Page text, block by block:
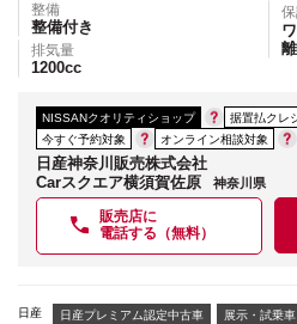
整備
整備付き
排気量
1200cc
NISSANクオリティショップ
据置払クレ
今すぐ予約対象
オンライン相談対象
日産神奈川販売株式会社
Carスクエア横須賀佐原
神奈川県
販売店に
電話する（無料）
日産 日産プレミアム認定中古車 展示・試乗車